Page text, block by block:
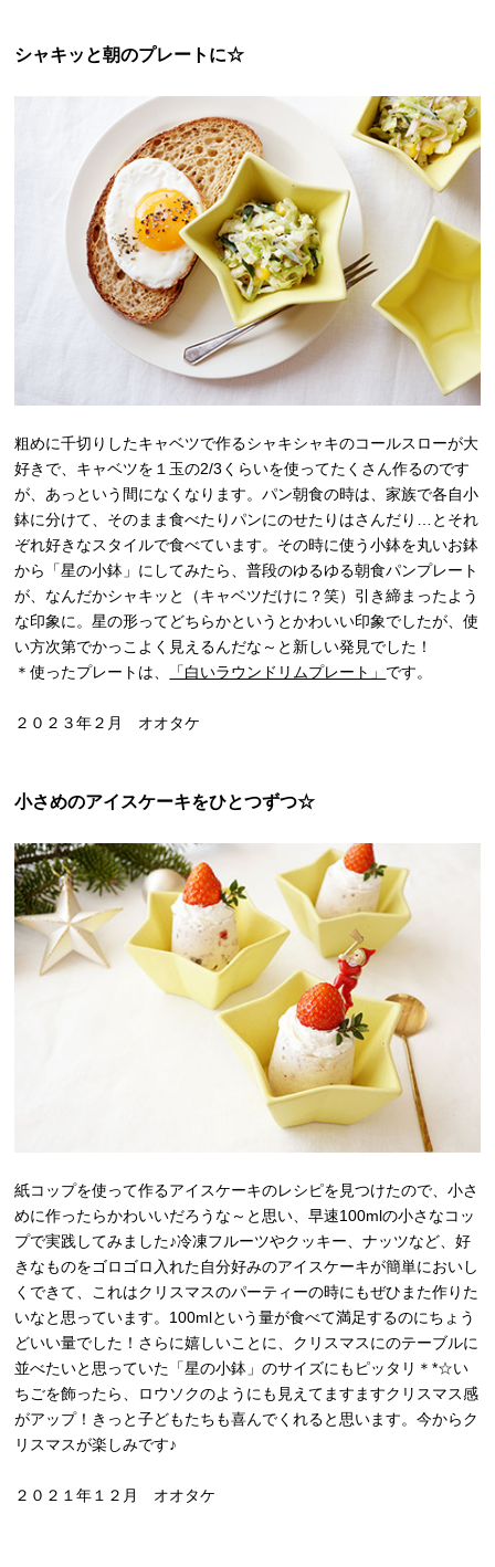
シャキッと朝のプレートに☆
粗めに千切りしたキャベツで作るシャキシャキのコールスローが大
好きで、キャベツを１玉の2/3くらいを使ってたくさん作るのです
が、あっという間になくなります。パン朝食の時は、家族で各自小
鉢に分けて、そのまま食べたりパンにのせたりはさんだり…とそれ
ぞれ好きなスタイルで食べています。その時に使う小鉢を丸いお鉢
から「星の小鉢」にしてみたら、普段のゆるゆる朝食パンプレート
が、なんだかシャキッと（キャベツだけに？笑）引き締まったよう
な印象に。星の形ってどちらかというとかわいい印象でしたが、使
い方次第でかっこよく見えるんだな～と新しい発見でした！
＊使ったプレートは、
「白いラウンドリムプレート」 です。
２０２３年２月 オオタケ
小さめのアイスケーキをひとつずつ☆
紙コップを使って作るアイスケーキのレシピを見つけたので、小さ
めに作ったらかわいいだろうな～と思い、早速100mlの小さなコッ
プで実践してみました♪冷凍フルーツやクッキー、ナッツなど、好
きなものをゴロゴロ入れた自分好みのアイスケーキが簡単においし
くできて、これはクリスマスのパーティーの時にもぜひまた作りた
いなと思っています。100mlという量が食べて満足するのにちょう
どいい量でした！さらに嬉しいことに、クリスマスにのテーブルに
並べたいと思っていた「星の小鉢」のサイズにもピッタリ＊*☆い
ちごを飾ったら、ロウソクのようにも見えてますますクリスマス感
がアップ！きっと子どもたちも喜んでくれると思います。今からク
リスマスが楽しみです♪
２０２１年１２月 オオタケ